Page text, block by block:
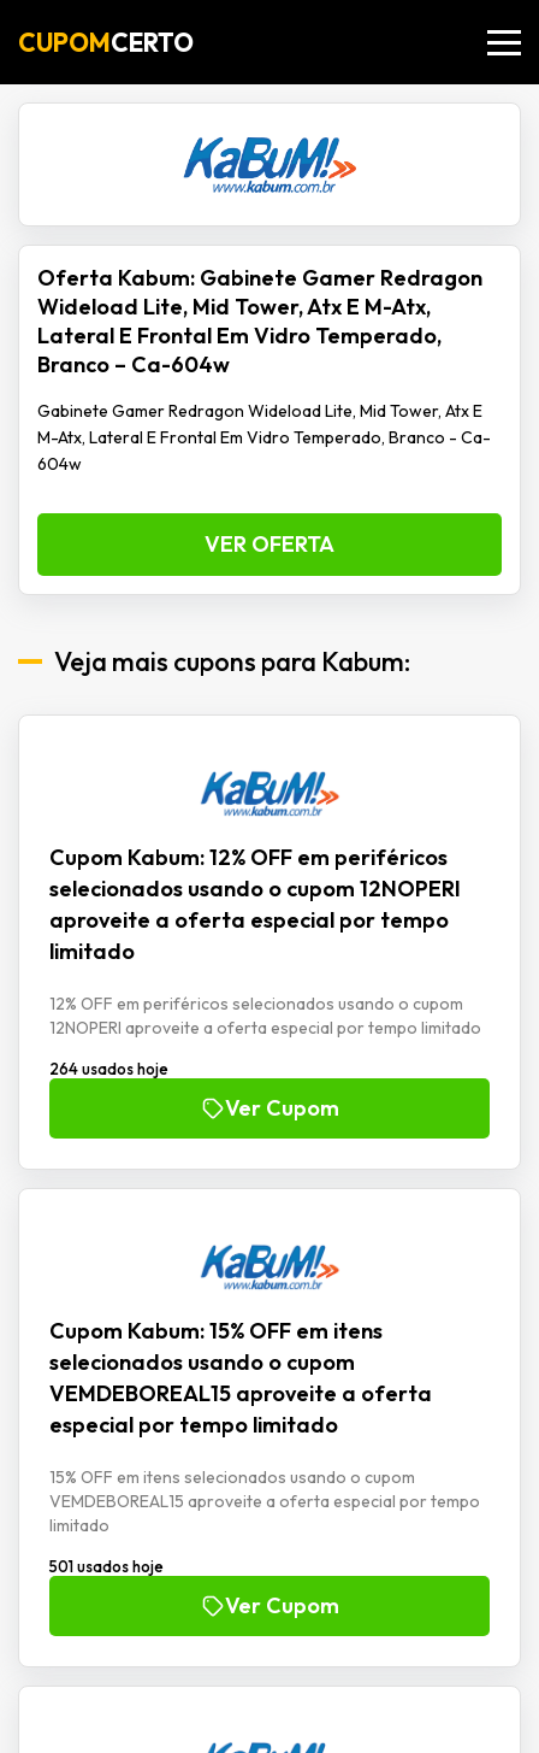
CUPOMCERTO
Oferta Kabum: Gabinete Gamer Redragon
Wideload Lite, Mid Tower, Atx E M-Atx,
Lateral E Frontal Em Vidro Temperado,
Branco – Ca-604w
Gabinete Gamer Redragon Wideload Lite, Mid Tower, Atx E
M-Atx, Lateral E Frontal Em Vidro Temperado, Branco - Ca-
604w
VER OFERTA
Veja mais cupons para Kabum:
Cupom Kabum: 12% OFF em periféricos
selecionados usando o cupom 12NOPERI
aproveite a oferta especial por tempo
limitado
12% OFF em periféricos selecionados usando o cupom
12NOPERI aproveite a oferta especial por tempo limitado
264 usados hoje
Ver Cupom
Cupom Kabum: 15% OFF em itens
selecionados usando o cupom
VEMDEBOREAL15 aproveite a oferta
especial por tempo limitado
15% OFF em itens selecionados usando o cupom
VEMDEBOREAL15 aproveite a oferta especial por tempo
limitado
501 usados hoje
Ver Cupom